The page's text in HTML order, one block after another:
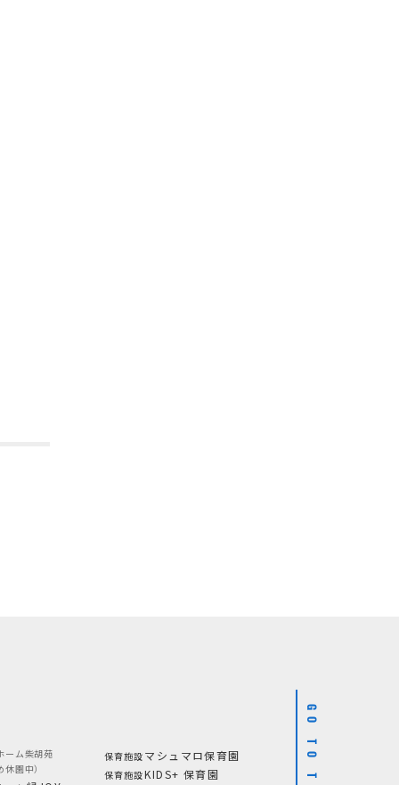
ーム柴胡苑
園中）
保育施設 マシュマロ保育園
保育施設KIDS+ 保育園
GO TO TOP